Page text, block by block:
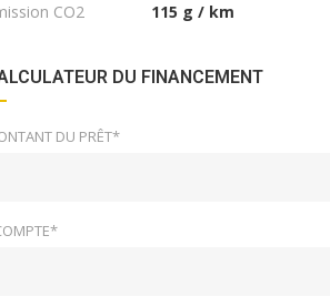
CO2
115 g / km
DU FINANCEMENT
DU PRÊT*